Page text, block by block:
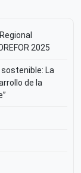
2025
La
de la